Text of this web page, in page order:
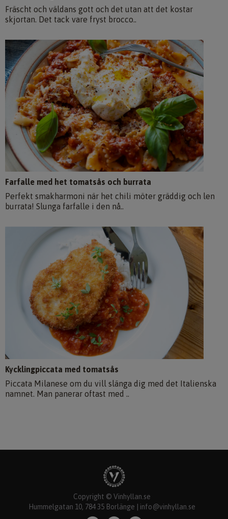
Fräscht och väldans gott och det utan att det kostar
skjortan. Det tack vare fryst brocco..
Farfalle med het tomatsås och burrata
Perfekt smakharmoni när het chili möter gräddig och len
burrata! Slunga farfalle i den nå..
Kycklingpiccata med tomatsås
Piccata Milanese om du vill slänga dig med det Italienska
namnet. Man panerar oftast med ..
Copyright © Vinhyllan.se
Hummelgatan 10, 784 35 Borlänge | info@vinhyllan.se